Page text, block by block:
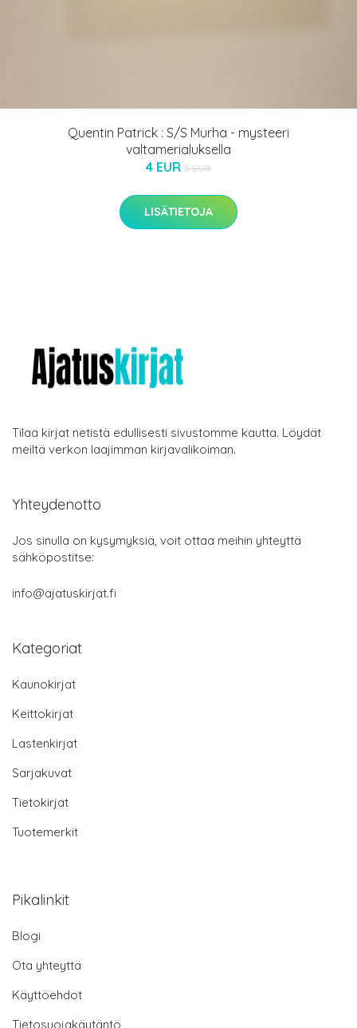
Quentin Patrick : S/S Murha - mysteeri
valtamerialuksella
4 EUR 5 EUR
LISÄTIETOJA
Tilaa kirjat netistä edullisesti sivustomme kautta. Löydät
meiltä verkon laajimman kirjavalikoiman.
Yhteydenotto
Jos sinulla on kysymyksiä, voit ottaa meihin yhteyttä
sähköpostitse:
info@ajatuskirjat.fi
Kategoriat
Kaunokirjat
Keittokirjat
Lastenkirjat
Sarjakuvat
Tietokirjat
Tuotemerkit
Pikalinkit
Blogi
Ota yhteyttä
Käyttöehdot
Tietosuojakäytäntö